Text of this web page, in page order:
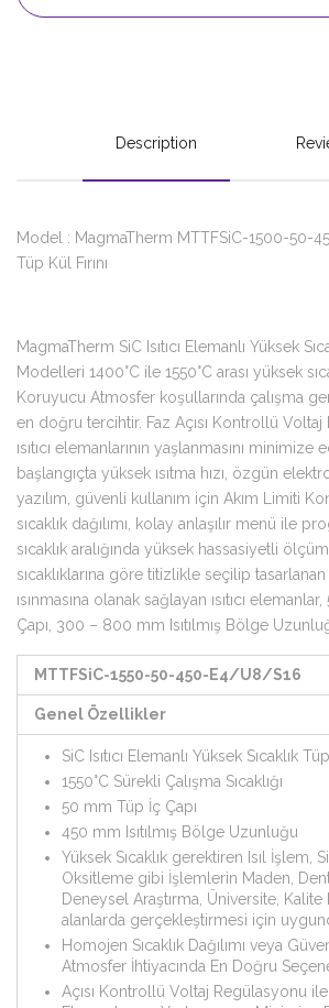
Description
Model : MagmaTherm MTTFSiC-1500-50-
Tüp Kül Fırını
MagmaTherm SiC Isıtıcı Elemanlı Yüksek
Modelleri 1400°C ile 1550°C arası yüksek
Koruyucu Atmosfer koşullarında çalışma
en doğru tercihtir. Faz Açısı Kontrollü
ısıtıcı elemanlarının yaşlanmasını
başlangıçta yüksek ısıtma hızı, özgün
yazılım, güvenli kullanım için Akım Limiti
sıcaklık dağılımı, kolay anlaşılır menü ile
sıcaklık aralığında yüksek hassasiyetli
sıcaklıklarına göre titizlikle seçilip tasarlanan
ısınmasına olanak sağlayan ısıtıcı
Çapı, 300 – 800 mm Isıtılmış Bölge
MTTFSiC-1550-50-450-E4/U8/S16
Genel Özellikler
SiC Isıtıcı Elemanlı Yüksek Sıcaklık Tüp
1550°C Sürekli Çalışma Sıcaklığı
50 mm Tüp İç Çapı
450 mm Isıtılmış Bölge Uzunluğu
Yüksek Sıcaklık gerektiren Isıl İşlem,
Oksitleme gibi İşlemlerin Maden,
Deneysel Araştırma, Üniversite,
alanlarda gerçekleştirmesi için
Homojen Sıcaklık Dağılımı veya
Atmosfer İhtiyacında En Doğru
Açısı Kontrollü Voltaj Regülasyonu ile